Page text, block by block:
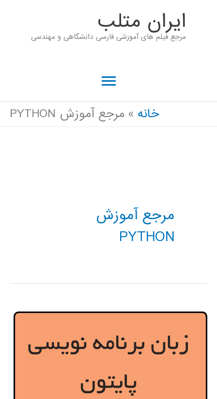
ايران متلب
مرجع فیلم های آموزشی فارسی دانشگاهی و مهندسی
فهرست
اصلی
خانه مرجع آموزش PYTHON
مرجع آموزش
PYTHON